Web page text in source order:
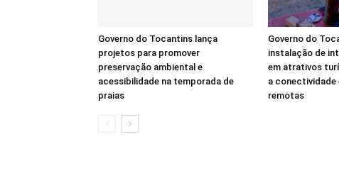
Governo do Tocantins lança
projetos para promover
preservação ambiental e
acessibilidade na temporada de
praias
Governo do
instalação de
em atrativos
a conectividade
remotas